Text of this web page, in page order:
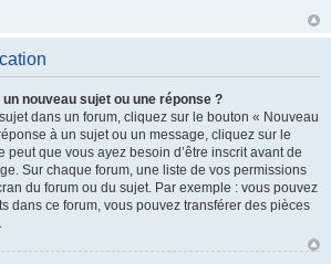
nouveau sujet ou une réponse ?
dans un forum, cliquez sur le bouton « Nouveau
à un sujet ou un message, cliquez sur le
peut que vous ayez besoin d’être inscrit avant de
Sur chaque forum, une liste de vos permissions
du forum ou du sujet. Par exemple : vous pouvez
dans ce forum, vous pouvez transférer des pièces